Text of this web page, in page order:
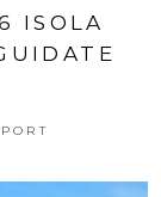
ISOLA